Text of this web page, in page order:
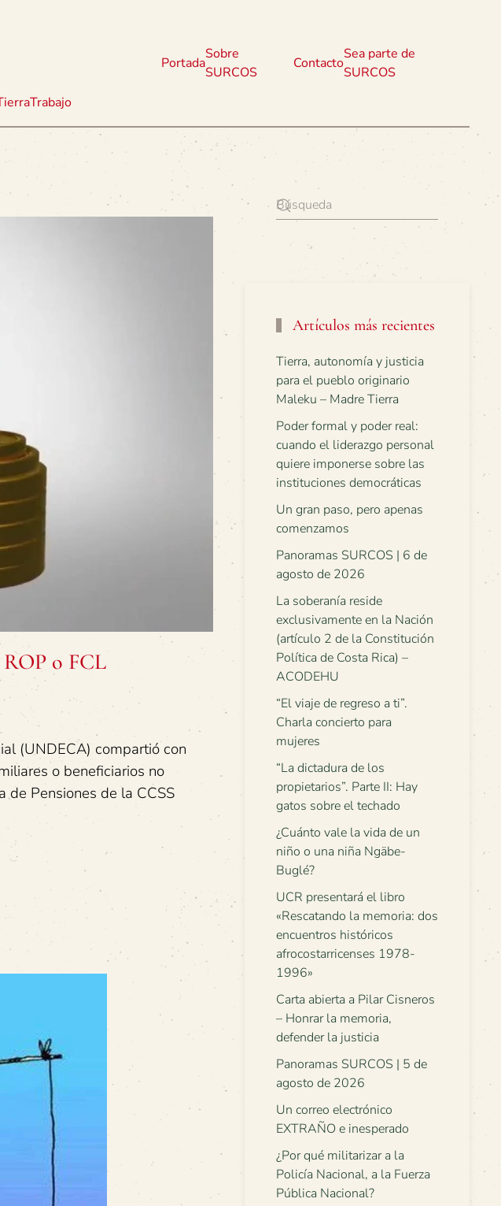
Trabajo
Portada
Sobre
SURCOS
Contacto
Sea parte de
SURCOS
o FCL
(UNDECA) compartió con
o beneficiarios no
de Pensiones de la CCSS
Artículos más recientes
Tierra, autonomía y justicia
para el pueblo originario
Maleku – Madre Tierra
Poder formal y poder real:
cuando el liderazgo personal
quiere imponerse sobre las
instituciones democráticas
Un gran paso, pero apenas
comenzamos
Panoramas SURCOS | 6 de
agosto de 2026
La soberanía reside
exclusivamente en la Nación
(artículo 2 de la Constitución
Política de Costa Rica) –
ACODEHU
“El viaje de regreso a ti”.
Charla concierto para
mujeres
“La dictadura de los
propietarios”. Parte II: Hay
gatos sobre el techado
¿Cuánto vale la vida de un
niño o una niña Ngäbe-
Buglé?
UCR presentará el libro
«Rescatando la memoria: dos
encuentros históricos
afrocostarricenses 1978-
1996»
Carta abierta a Pilar Cisneros
– Honrar la memoria,
defender la justicia
Panoramas SURCOS | 5 de
agosto de 2026
Un correo electrónico
EXTRAÑO e inesperado
¿Por qué militarizar a la
Policía Nacional, a la Fuerza
Pública Nacional?